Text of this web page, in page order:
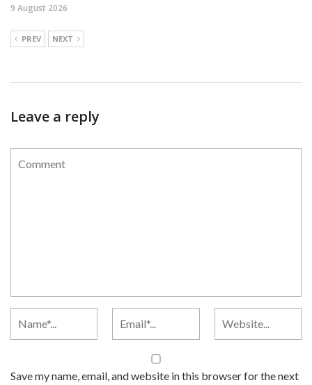
9 August 2026
PREV NEXT
Leave a reply
Save my name, email, and website in this browser for the next